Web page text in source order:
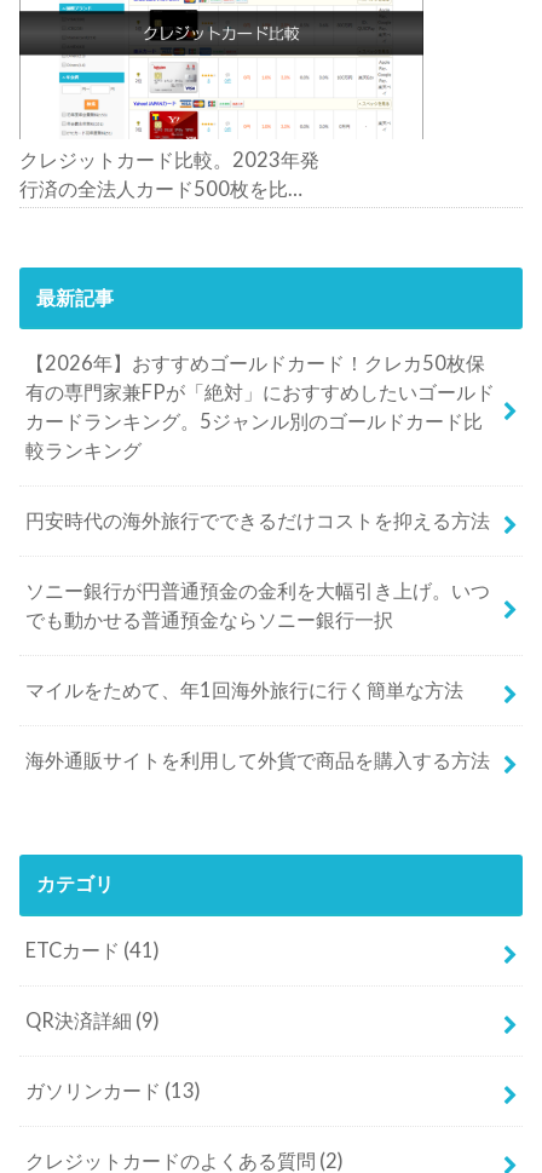
クレジットカード比較。2023年発
行済の全法人カード500枚を比
最新記事
【2026年】おすすめゴールドカード！クレカ50枚保
有の専門家兼FPが「絶対」におすすめしたいゴールド
カードランキング。5ジャンル別のゴールドカード比
較ランキング
円安時代の海外旅行でできるだけコストを抑える方法
ソニー銀行が円普通預金の金利を大幅引き上げ。いつ
でも動かせる普通預金ならソニー銀行一択
マイルをためて、年1回海外旅行に行く簡単な方法
海外通販サイトを利用して外貨で商品を購入する方法
カテゴリ
ETCカード (41)
QR決済詳細 (9)
ガソリンカード (13)
クレジットカードのよくある質問 (2)